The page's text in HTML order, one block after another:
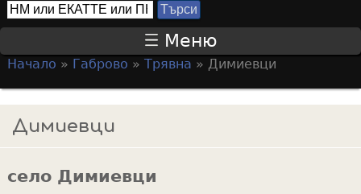
S
e
r
c
h
f
Т
ъ
с
и
Меню
o
u
r
Начало » Габрово » Трявна » Димиевци
Димиевци
село Димиевци